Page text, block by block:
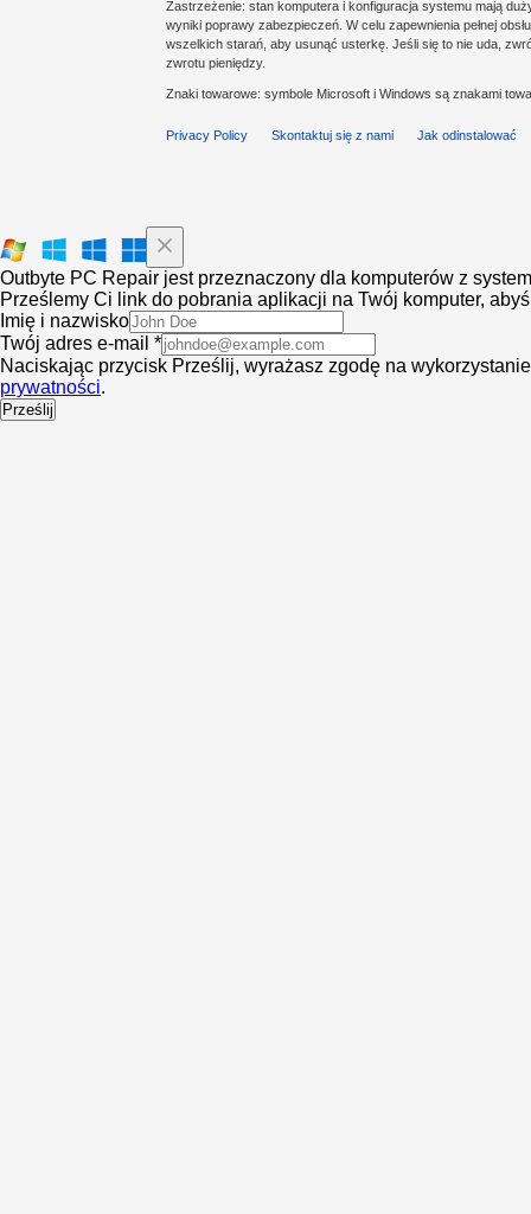
Zastrzeżenie: stan komputera i konfiguracja systemu mają
wyniki poprawy zabezpieczeń. W celu zapewnienia pełnej
wszelkich starań, aby usunąć usterkę. Jeśli się to nie uda,
zwrotu pieniędzy.
Znaki towarowe: symbole Microsoft i Windows są znakami
Privacy Policy Skontaktuj się z nami Jak odinstalować
Outbyte PC Repair jest przeznaczony dla komputerów z
Prześlemy Ci link do pobrania aplikacji na Twój komputer,
Imię i nazwisko
Twój adres e-mail *
Naciskając przycisk Prześlij, wyrażasz zgodę na
prywatności.